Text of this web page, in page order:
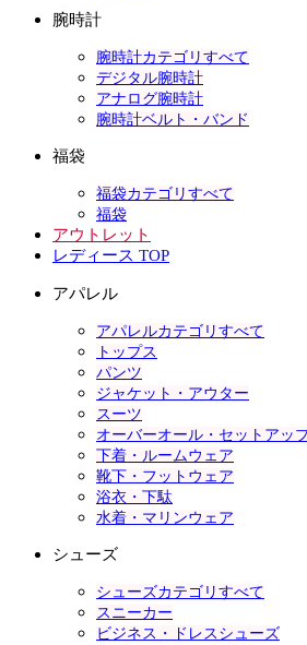
腕時計
腕時計カテゴリすべて
デジタル腕時計
アナログ腕時計
腕時計ベルト・バンド
福袋
福袋カテゴリすべて
福袋
アウトレット
レディース TOP
アパレル
アパレルカテゴリすべて
トップス
パンツ
ジャケット・アウター
スーツ
オーバーオール・セットアッ
下着・ルームウェア
靴下・フットウェア
浴衣・下駄
水着・マリンウェア
シューズ
シューズカテゴリすべて
スニーカー
ビジネス・ドレスシューズ